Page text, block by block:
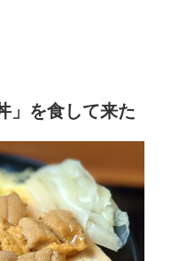
」を食して来た